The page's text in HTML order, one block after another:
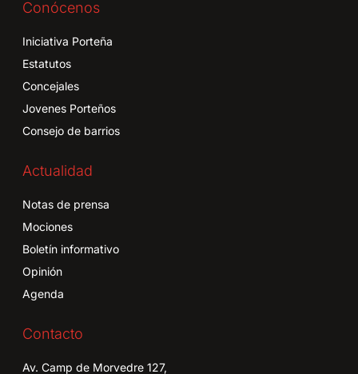
Conócenos
Iniciativa Porteña
Estatutos
Concejales
Jovenes Porteños
Consejo de barrios
Actualidad
Notas de prensa
Mociones
Boletín informativo
Opinión
Agenda
Contacto
Av. Camp de Morvedre 127,